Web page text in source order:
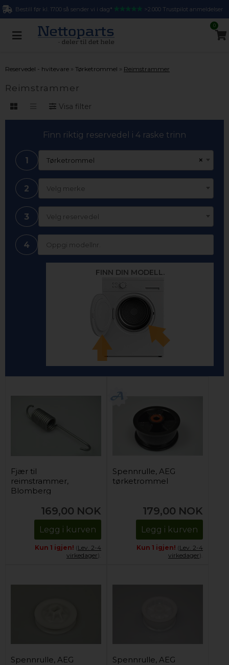
Bestill før kl. 17.00 så sender vi i dag* >2.000 Trustpilot anmeldelser
0
Reservedel - hvitevare » Tørketrommel » Reimstrammer
Reimstrammer
Visa filter
Finn riktig reservedel i 4 raske trinn
1 ×
Tørketrommel
2 Velg merke
3 Velg reservedel
4
FINN DIN MODELL.
Fjær til
reimstrammer,
Blomberg
169,00 NOK
Legg i kurven
Kun 1 igjen! (Lev. 2-4
virkedager).
Spennrulle, AEG
tørketrommel
179,00 NOK
Legg i kurven
Kun 1 igjen! (Lev. 2-4
virkedager).
Spennrulle, AEG
Spennrulle, AEG